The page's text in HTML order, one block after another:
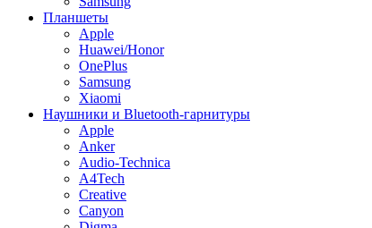
Планшеты
Apple
Huawei/Honor
OnePlus
Samsung
Xiaomi
Наушники и Bluetooth-гарнитуры
Apple
Anker
Audio-Technica
A4Tech
Creative
Canyon